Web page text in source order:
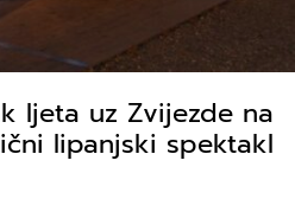
ljeta uz Zvijezde na
lipanjski spektakl